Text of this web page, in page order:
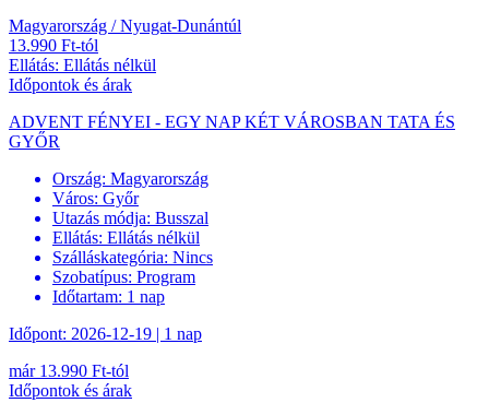
Magyarország / Nyugat-Dunántúl
13.990 Ft-tól
Ellátás: Ellátás nélkül
Időpontok és árak
ADVENT FÉNYEI - EGY NAP KÉT VÁROSBAN TATA ÉS
GYŐR
Ország: Magyarország
Város: Győr
Utazás módja: Busszal
Ellátás: Ellátás nélkül
Szálláskategória: Nincs
Szobatípus: Program
Időtartam: 1 nap
Időpont: 2026-12-19 | 1 nap
már 13.990 Ft-tól
Időpontok és árak